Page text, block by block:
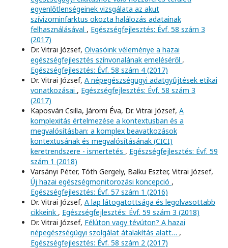
egyenlőtlenségeinek vizsgálata az akut
szívizominfarktus okozta halálozás adatainak
felhasználásával , Egészségfejlesztés: Évf. 58 szám 3
(2017)
Dr. Vitrai József, Olvasóink véleménye a hazai
egészségfejlesztés színvonalának emeléséről ,
Egészségfejlesztés: Évf. 58 szám 4 (2017)
Dr. Vitrai József, A népegészségügyi adatgyűjtések etikai
vonatkozásai , Egészségfejlesztés: Évf. 58 szám 3
(2017)
Kaposvári Csilla, Járomi Éva, Dr. Vitrai József, A
komplexitás értelmezése a kontextusban és a
megvalósításban: a komplex beavatkozások
kontextusának és megvalósításának (CICI)
keretrendszere - ismertetés , Egészségfejlesztés: Évf. 59
szám 1 (2018)
Varsányi Péter, Tóth Gergely, Balku Eszter, Vitrai József,
Új hazai egészségmonitorozási koncepció ,
Egészségfejlesztés: Évf. 57 szám 1 (2016)
Dr. Vitrai József, A lap látogatottsága és legolvasottabb
cikkeink , Egészségfejlesztés: Évf. 59 szám 3 (2018)
Dr. Vitrai József, Félúton vagy tévúton? A hazai
népegészségügyi szolgálat átalakítás alatt… ,
Egészségfejlesztés: Évf. 58 szám 2 (2017)